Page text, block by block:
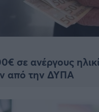
σε ανέργους
από την ΔΥΠΑ